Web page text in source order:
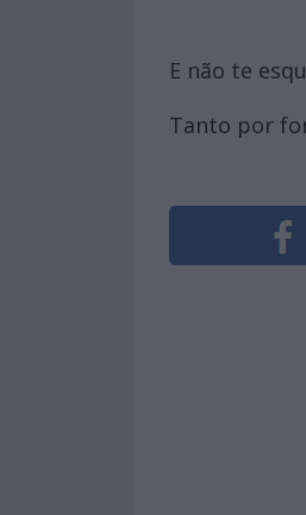
E não te
Tanto por